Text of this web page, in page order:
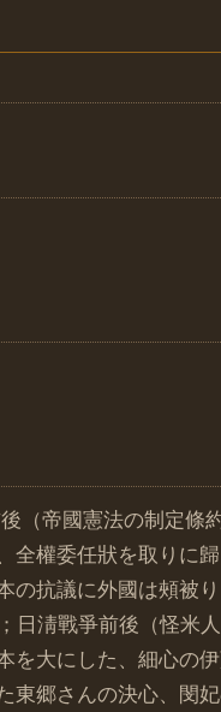
（帝國憲法の制定條
全權委任狀を取りに
の抗議に外國は頰被
日淸戰爭前後（怪米
を大にした、細心の
東郷さんの決心、閔